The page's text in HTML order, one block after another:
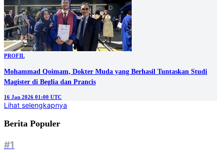
PROFIL
Mohammad Qoimam, Dokter Muda yang Berhasil Tuntaskan Studi
Magister di Beglia dan Prancis
16 Jan 2026 01:00 UTC
Lihat selengkapnya
Berita Populer
#1